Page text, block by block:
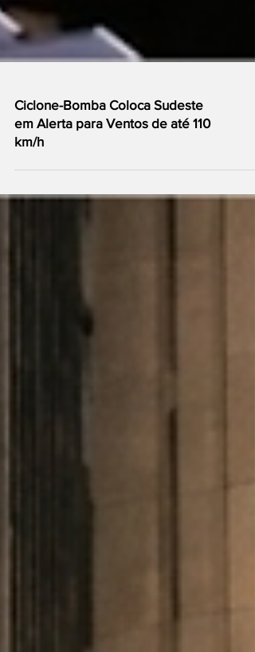
Ciclone-Bomba Coloca Sudeste
em Alerta para Ventos de até 110
km/h